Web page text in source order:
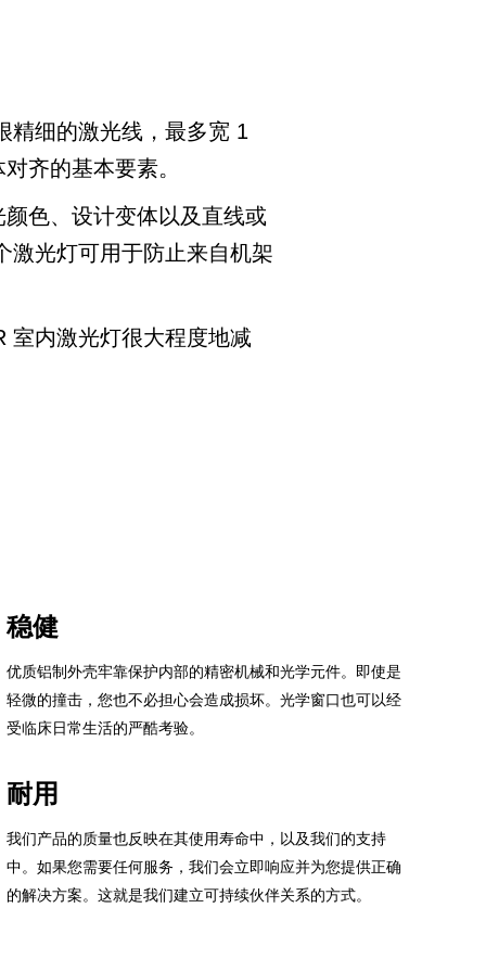
精细的激光线，最多宽 1
齐的基本要素。
色、设计变体以及直线或
激光灯可用于防止来自机架
室内激光灯很大程度地减
稳健
优质铝制外壳牢靠保护内部的精密机械和光学元件。即使是
轻微的撞击，您也不必担心会造成损坏。光学窗口也可以经
受临床日常生活的严酷考验。
耐用
我们产品的质量也反映在其使用寿命中，以及我们的支持
中。如果您需要任何服务，我们会立即响应并为您提供正确
的解决方案。这就是我们建立可持续伙伴关系的方式。